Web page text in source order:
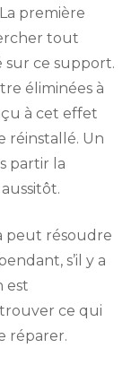
première
tout
sur ce support.
éliminées à
à cet effet
réinstallé. Un
partir la
peut résoudre
s’il y a
est
ce qui
réparer.